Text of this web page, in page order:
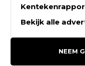
Vaartland.nl
Bekijk alle
NEEM